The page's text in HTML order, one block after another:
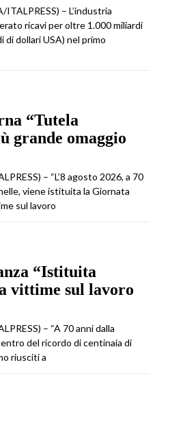
– L’industria
ricavi per oltre 1.000 miliardi
di dollari USA) nel primo
“Tutela
grande omaggio
– “L’8 agosto 2026, a 70
viene istituita la Giornata
sul lavoro
“Istituita
vittime sul lavoro
– “A 70 anni dalla
del ricordo di centinaia di
riusciti a